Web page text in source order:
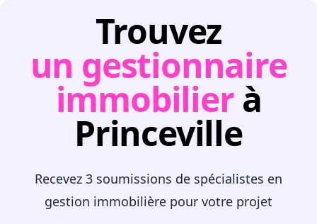
Trouvez
un gestionnaire
immobilier à
Princeville
Recevez 3 soumissions de spécialistes en
gestion immobilière pour votre projet